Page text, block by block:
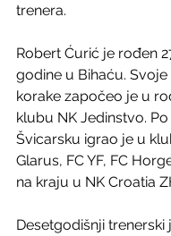
trenera.
Robert Ćurić je rođen
godine u Bihaću.
korake započeo je u
klubu NK Jedinstvo.
Švicarsku igrao je u
Glarus, FC YF, FC
na kraju u NK Croatia
Desetgodišnji